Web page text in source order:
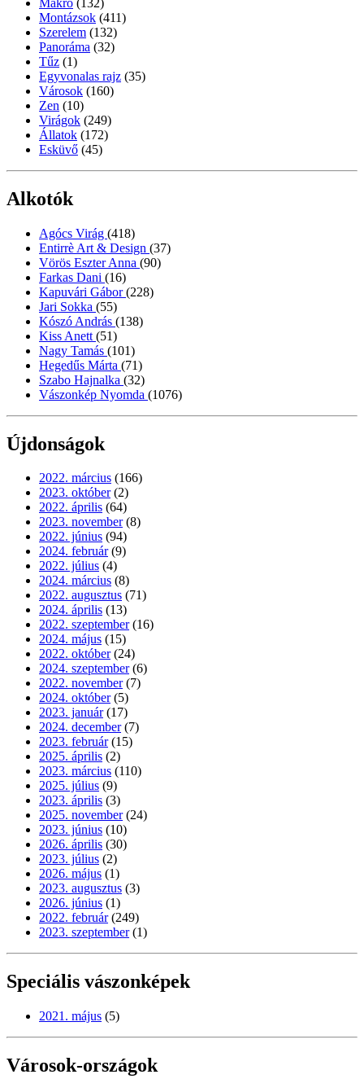
Montázsok (411)
Szerelem (132)
Panoráma (32)
Tűz (1)
Egyvonalas rajz (35)
Városok (160)
Zen (10)
Virágok (249)
Állatok (172)
Esküvő (45)
Alkotók
Agócs Virág (418)
Entirrè Art & Design (37)
Vörös Eszter Anna (90)
Farkas Dani (16)
Kapuvári Gábor(228)
Jari Sokka (55)
Kószó András (138)
Kiss Anett (51)
Nagy Tamás (101)
Hegedűs Márta (71)
Szabo Hajnalka (32)
Vászonkép Nyomda (1076)
Újdonságok
2022. március (166)
2023. október (2)
2022. április (64)
2023. november (8)
2022. június (94)
2024. február (9)
2022. július (4)
2024. március (8)
2022. augusztus (71)
2024. április (13)
2022. szeptember (16)
2024. május (15)
2022. október (24)
2024. szeptember (6)
2022. november (7)
2024. október (5)
2023. január (17)
2024. december (7)
2023. február (15)
2025. április (2)
2023. március (110)
2025. július (9)
2023. április (3)
2025. november (24)
2023. június (10)
2026. április (30)
2023. július (2)
2026. május (1)
2023. augusztus (3)
2026. június (1)
2022. február (249)
2023. szeptember (1)
Speciális vászonképek
2021. május (5)
Városok-országok